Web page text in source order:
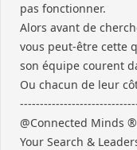
pas fonctionner.
Alors avant de
vous peut-être cette
son équipe courent
Ou chacun de leur
@Connected Minds ®
Your Search &